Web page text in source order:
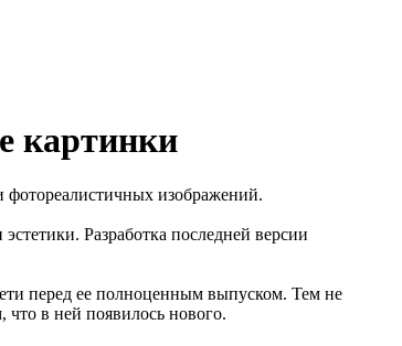
картинки
фотореалистичных изображений.
Разработка последней версии
перед ее полноценным выпуском. Тем не
что в ней появилось нового.